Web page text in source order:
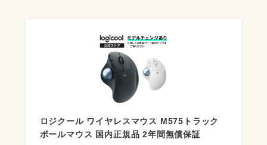
ロジクール ワイヤレスマウス M575トラック
ボールマウス 国内正規品 2年間無償保証